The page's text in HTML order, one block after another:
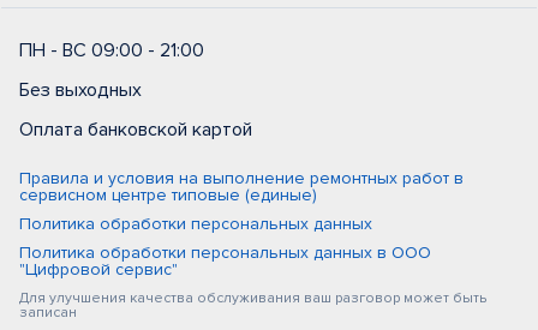
ПН - ВС 09:00 - 21:00
Без выходных
Оплата банковской картой
Правила и условия на выполнение ремонтных работ в
сервисном центре типовые (единые)
Политика обработки персональных данных
Политика обработки персональных данных в ООО
"Цифровой сервис"
Для улучшения качества обслуживания ваш разговор может быть
записан